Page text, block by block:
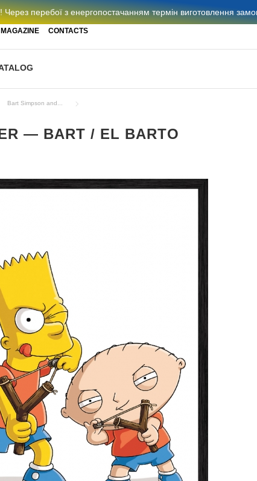
перебої з енергопостачанням термін виготовлення
MAGAZINE CONTACTS
Bart Simpson and...
— BART / EL BARTO